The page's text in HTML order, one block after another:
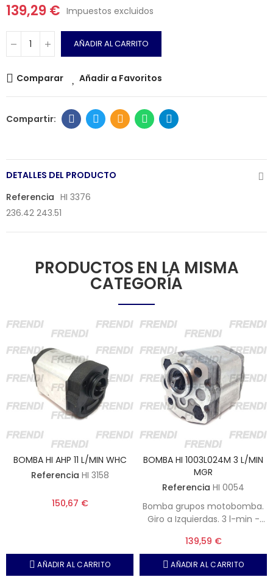
139,29 € Impuestos excluidos
AÑADIR AL CARRITO
Comparar Añadir a Favoritos
DETALLES DEL PRODUCTO
Referencia HI 3376
236.42 243.51
PRODUCTOS EN LA MISMA
CATEGORÍA
BOMBA HI AHP 11 L/MIN WHC
Referencia HI 3158
150,67 €
AÑADIR AL CARRITO
BOMBA HI 1003L024M 3 L/MIN
MGR
Referencia HI 0054
Bomba grupos motobomba.
Giro a Izquierdas. 3 l-min -
mm - Centraje, 32 mm -
Aspiración 3-8" BSP - Presión
máxima, 250 bar
139,59 €
AÑADIR AL CARRITO